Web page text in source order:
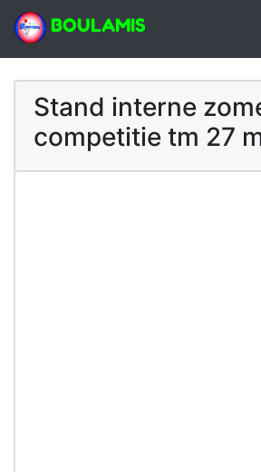
BOULAMIS
Stand interne
competitie tm 27